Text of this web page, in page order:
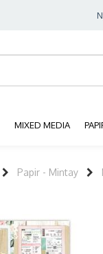
MIXED MEDIA
Papir - Mintay